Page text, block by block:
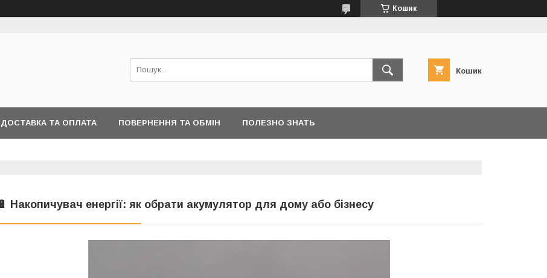
Кошик
Кошик
ДОСТАВКА ТА ОПЛАТА ПОВЕРНЕННЯ ТА ОБМІН ПОЛЕЗНО ЗНАТЬ
🔋 Накопичувач енергії: як обрати акумулятор для дому або бізнесу